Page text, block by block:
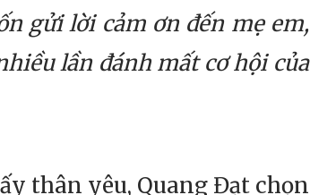
gửi lời cảm ơn đến mẹ em,
lần đánh mất cơ hội của
thân yêu, Quang Đạt chọn